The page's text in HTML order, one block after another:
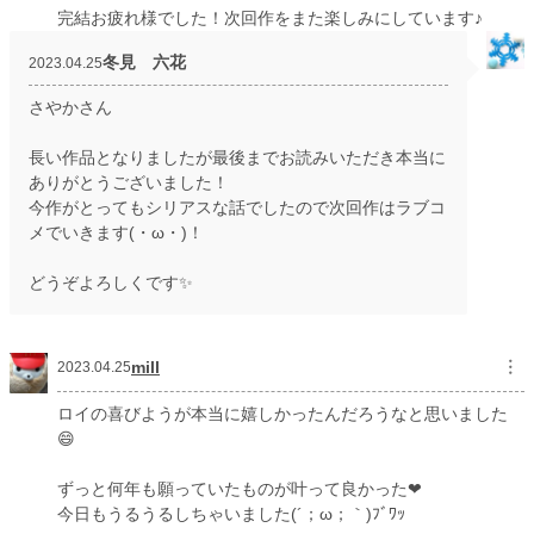
完結お疲れ様でした！次回作をまた楽しみにしています♪
2023.04.25冬見 六花
さやかさん
長い作品となりましたが最後までお読みいただき本当に
ありがとうございました！
今作がとってもシリアスな話でしたので次回作はラブコ
メでいきます(・ω・)！
どうぞよろしくです✨
2023.04.25mill ︙
ロイの喜びようが本当に嬉しかったんだろうなと思いました
😄
ずっと何年も願っていたものが叶って良かった❤
今日もうるうるしちゃいました(´；ω；｀)ﾌﾞﾜｯ